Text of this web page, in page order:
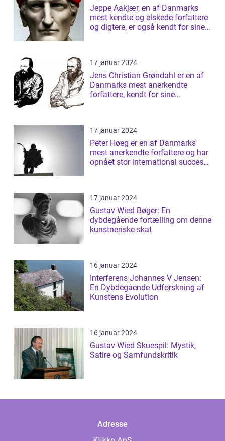
Jeppe Aakjær, en af Danmarks
mest kendte og elskede forfattere
og digtere, er også kendt for sine
17 januar 2024
Jens Christian Grøndahl er en af
Danmarks mest anerkendte
forfattere, kendt for sine
17 januar 2024
Peter Høeg er en af Danmarks
mest anerkendte forfattere og har
opnået stor international succes
17 januar 2024
Gustav Wied Bøger: En
dybdegående fortælling om denne
kunstneriske skat
16 januar 2024
Interferens Johannes V Jensen:
En Dybdegående Udforskning af
Kunstens Evolution
16 januar 2024
Gustav Wied Skuespil: Mystik,
Satire og Samfundskritik
Adresse